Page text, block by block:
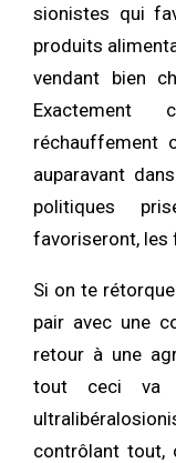
sionistes qui
produits
vendant bien
réchauffement
auparavant
politiques
favoriseront, les
Si on te
pair avec une
retour à une
tout ceci va
contrôlant tout,